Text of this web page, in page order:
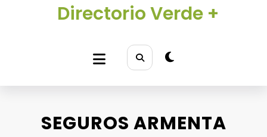
Directorio Verde +
SEGUROS ARMENTA